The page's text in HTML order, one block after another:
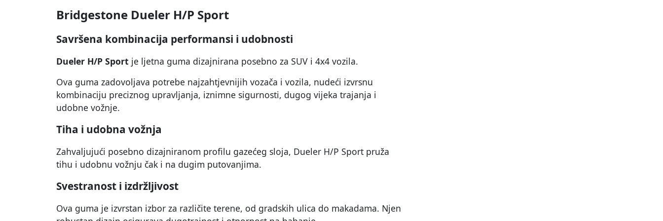
Bridgestone Dueler H/P Sport
Savršena kombinacija performansi i udobnosti
Dueler H/P Sport je ljetna guma dizajnirana posebno za SUV i 4x4 vozila.
Ova guma zadovoljava potrebe najzahtjevnijih vozača i vozila, nudeći izvrsnu
kombinaciju preciznog upravljanja, iznimne sigurnosti, dugog vijeka trajanja i
udobne vožnje.
Tiha i udobna vožnja
Zahvaljujući posebno dizajniranom profilu gazećeg sloja, Dueler H/P Sport pruža
tihu i udobnu vožnju čak i na dugim putovanjima.
Svestranost i izdržljivost
Ova guma je izvrstan izbor za različite terene, od gradskih ulica do makadama. Njen